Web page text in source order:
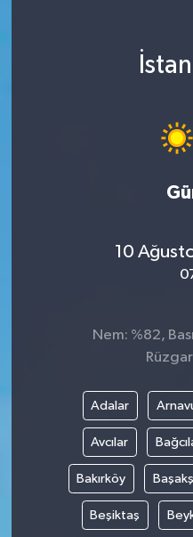
10
Nem: %82,
Adalar
Avcılar
Bakırköy
Beşiktaş